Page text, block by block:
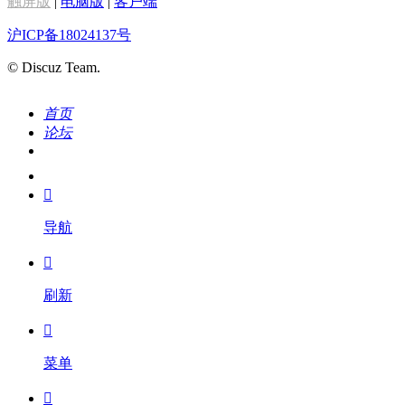
沪ICP备18024137号
© Discuz Team.
首页
论坛
我的

导航

刷新

菜单
